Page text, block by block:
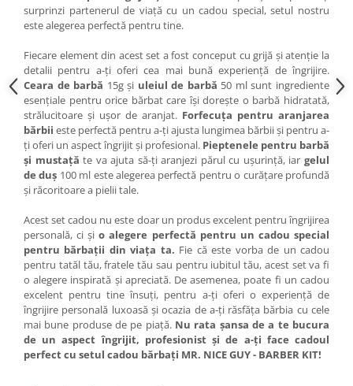
Cap manechin par natural
Foarfece de tuns
Foarfece de filat
surprinzi partenerul de viață cu un cadou special, setul nostru
este alegerea perfectă pentru tine.
Fiecare element din acest set a fost conceput cu grijă și atenție la
detalii pentru a-ți oferi cea mai bună experiență de îngrijire.
Ceara de barbă 15g și uleiul de barbă 50 ml sunt ingrediente
esențiale pentru orice bărbat care își dorește o barbă hidratată,
strălucitoare și ușor de aranjat. Forfecuța pentru aranjarea
bărbii este perfectă pentru a-ți ajusta lungimea bărbii și pentru a-
ți oferi un aspect îngrijit și profesional. Pieptenele pentru barbă
și mustațăte va ajuta să-ți aranjezi părul cu ușurință, iargelul
de duș 100 ml este alegerea perfectă pentru o curățare profundă
și răcoritoare a pielii tale.
Acest set cadou nu este doar un produs excelent pentru îngrijirea
personală, ci șio alegere perfectă pentru un cadou special
pentru bărbații din viața ta. Fie că este vorba de un cadou
pentru tatăl tău, fratele tău sau pentru iubitul tău, acest set va fi
o alegere inspirată și apreciată. De asemenea, poate fi un cadou
excelent pentru tine însuți, pentru a-ți oferi o experiență de
îngrijire personală luxoasă și ocazia de a-ți răsfăța bărbia cu cele
mai bune produse de pe piață. Nu rata șansa de a te bucura
de un aspect îngrijit, profesionist și de a-ți face cadoul
perfect cu setul cadou bărbați MR. NICE GUY - BARBER KIT!